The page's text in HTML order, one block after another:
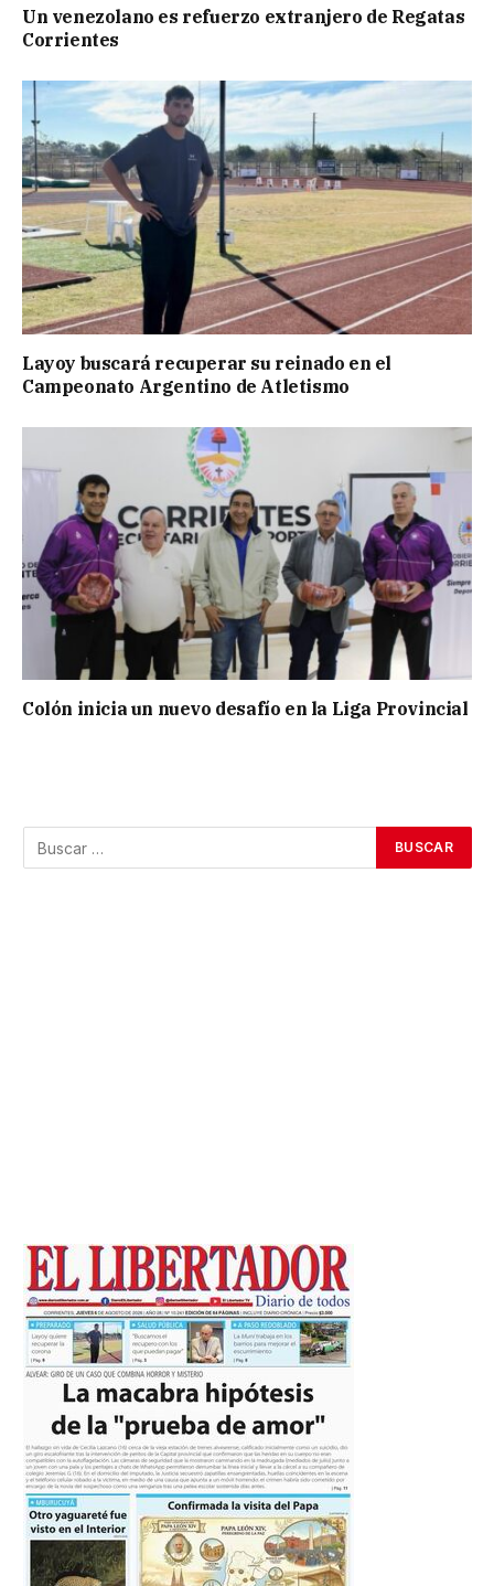
Un venezolano es refuerzo extranjero de Regatas
Corrientes
Layoy buscará recuperar su reinado en el
Campeonato Argentino de Atletismo
Colón inicia un nuevo desafío en la Liga Provincial